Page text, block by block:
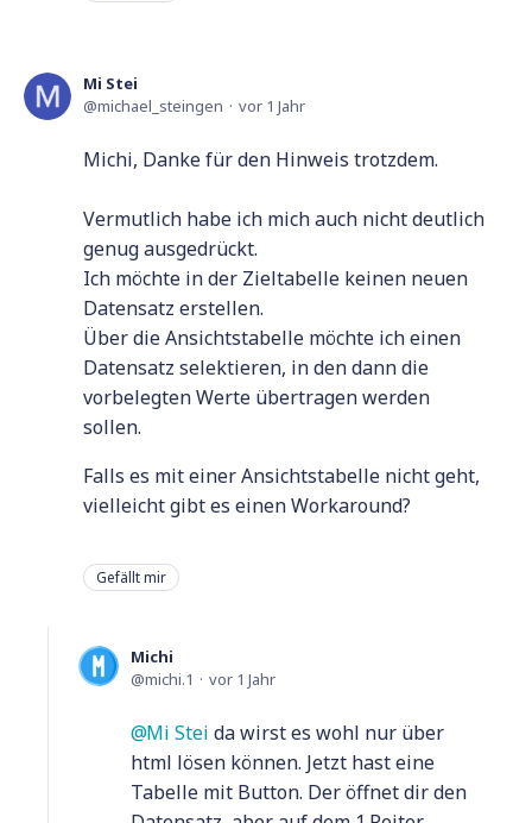
Mi Stei
michael_steingen
vor 1 Jahr
Michi, Danke für den Hinweis trotzdem.
Vermutlich habe ich mich auch nicht deutlich
genug ausgedrückt.
Ich möchte in der Zieltabelle keinen neuen
Datensatz erstellen.
Über die Ansichtstabelle möchte ich einen
Datensatz selektieren, in den dann die
vorbelegten Werte übertragen werden
sollen.
Falls es mit einer Ansichtstabelle nicht geht,
vielleicht gibt es einen Workaround?
Gefällt mir
Michi
michi.1
vor 1 Jahr
Mi Stei da wirst es wohl nur über
html lösen können. Jetzt hast eine
Tabelle mit Button. Der öffnet dir den